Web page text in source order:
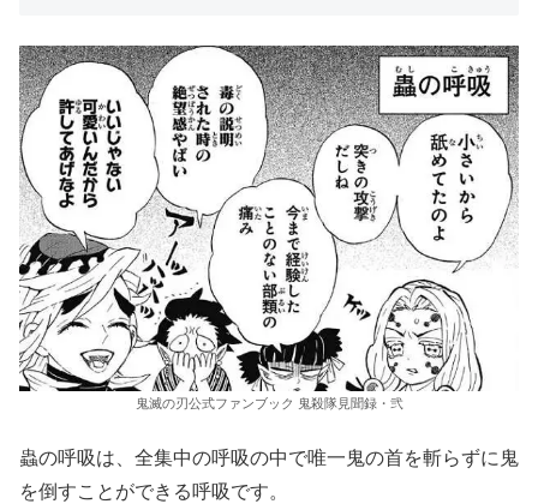
鬼滅の刃公式ファンブック 鬼殺隊見聞録・弐
蟲の呼吸は、全集中の呼吸の中で唯一鬼の首を斬らずに鬼
を倒すことができる呼吸です。